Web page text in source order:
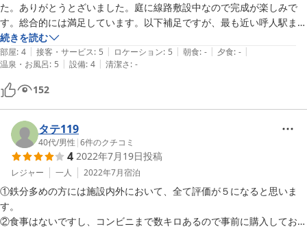
た。ありがとうとざいました。庭に線路敷設中なので完成が楽しみで
す。総合的には満足しています。以下補足ですが、最も近い呼人駅まで
は徒歩で３０分程度かかるので、宿泊者はバス便のない早朝深夜の場合
の交通手段を考えた方が良いと思います。部屋は灯油臭が気になりまし
た。もとよしの温泉は堪能できましたが、利用時は雨が降ったので足を
滑らせないよう注意が必要でした。
続きを読む
部屋: 4 | 接客・サービス: 5 | ロケーション: 5 | 朝食: - | 夕食: - |
温泉・お風呂: 5 | 設備: 4 | 清潔さ: -
152
タテ119
40代/男性 |6件のクチコミ
4 2022年7月19日投稿
レジャー 一人 2022年7月宿泊
①鉄分多めの方には施設内外において、全て評価が５になると思いま
す。
②食事はないですし、コンビニまで数キロあるので事前に購入しておく